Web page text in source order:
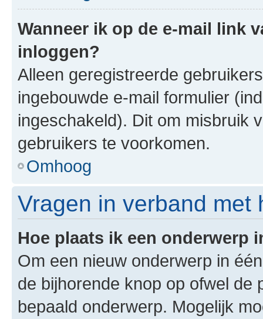
Wanneer ik op de e-mail link
inloggen?
Alleen geregistreerde
ingebouwde e-mail formulier
ingeschakeld). Dit om misbruik
gebruikers te voorkomen.
Omhoog
Vragen in verband met
Hoe plaats ik een onderwerp
Om een nieuw onderwerp in
de bijhorende knop op ofwel de
bepaald onderwerp. Mogelijk